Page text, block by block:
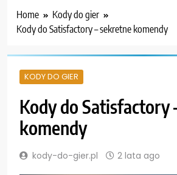
Home
Kody do gier
Kody do Satisfactory – sekretne komendy
KODY DO GIER
Kody do Satisfactory
komendy
kody-do-gier.pl 2 lata ago